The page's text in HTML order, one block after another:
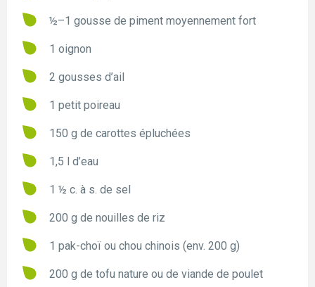
½–1 gousse de piment moyennement fort
1 oignon
2 gousses d’ail
1 petit poireau
150 g de carottes épluchées
1,5 l d’eau
1 ½ c. à s. de sel
200 g de nouilles de riz
1 pak-choï ou chou chinois (env. 200 g)
200 g de tofu nature ou de viande de poulet